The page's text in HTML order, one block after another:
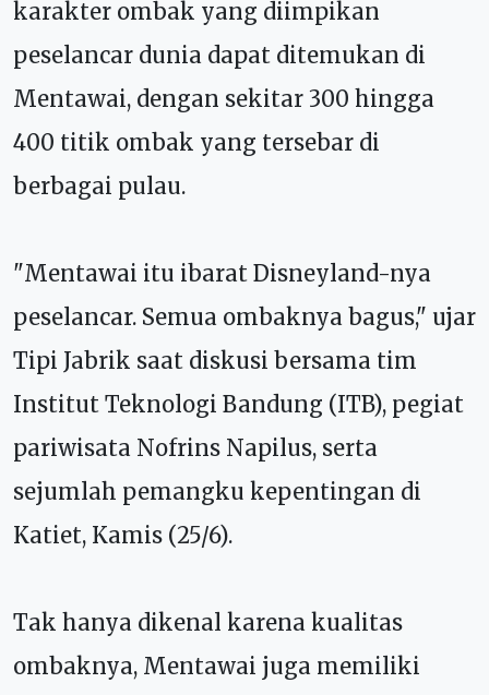
karakter ombak yang diimpikan
peselancar dunia dapat ditemukan di
Mentawai, dengan sekitar 300 hingga
400 titik ombak yang tersebar di
berbagai pulau.
"Mentawai itu ibarat Disneyland-nya
peselancar. Semua ombaknya bagus," ujar
Tipi Jabrik saat diskusi bersama tim
Institut Teknologi Bandung (ITB), pegiat
pariwisata Nofrins Napilus, serta
sejumlah pemangku kepentingan di
Katiet, Kamis (25/6).
Tak hanya dikenal karena kualitas
ombaknya, Mentawai juga memiliki